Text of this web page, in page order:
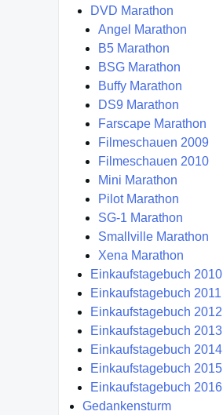
DVD Marathon
Angel Marathon
B5 Marathon
BSG Marathon
Buffy Marathon
DS9 Marathon
Farscape Marathon
Filmeschauen 2009
Filmeschauen 2010
Mini Marathon
Pilot Marathon
SG-1 Marathon
Smallville Marathon
Xena Marathon
Einkaufstagebuch 2010
Einkaufstagebuch 2011
Einkaufstagebuch 2012
Einkaufstagebuch 2013
Einkaufstagebuch 2014
Einkaufstagebuch 2015
Einkaufstagebuch 2016
Gedankensturm